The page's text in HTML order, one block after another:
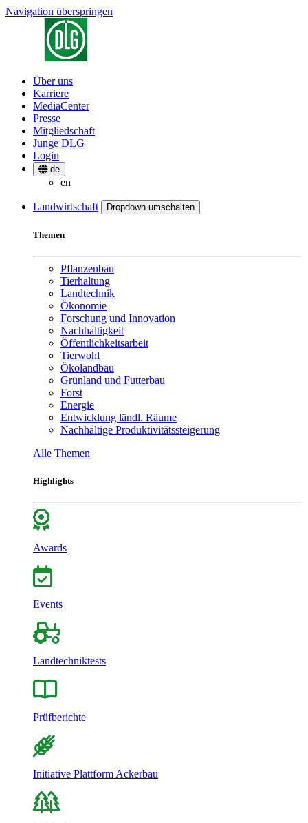
Navigation überspringen
Über uns
Karriere
MediaCenter
Presse
Mitgliedschaft
Junge DLG
Login
de
en
Landwirtschaft Dropdown umschalten
Themen
Pflanzenbau
Tierhaltung
Landtechnik
Ökonomie
Forschung und Innovation
Nachhaltigkeit
Öffentlichkeitsarbeit
Tierwohl
Ökolandbau
Grünland und Futterbau
Forst
Energie
Entwicklung ländl. Räume
Nachhaltige Produktivitätssteigerung
Alle Themen
Highlights
Awards
Events
Landtechniktests
Prüfberichte
Initiative Plattform Ackerbau